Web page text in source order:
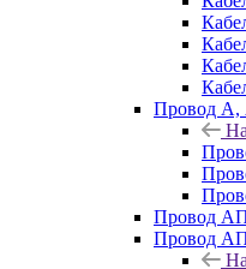
Провод А,
Провод
Провод